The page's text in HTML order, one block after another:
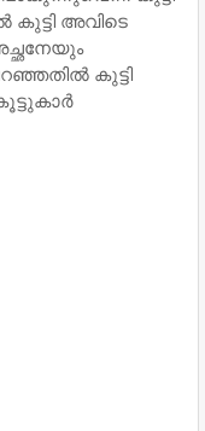
അവിടെ
കുട്ടി